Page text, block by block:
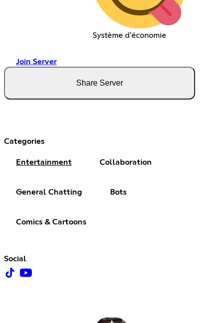
Système d'économie
Join Server
Share Server
Categories
Entertainment Collaboration
General Chatting Bots
Comics & Cartoons
Social